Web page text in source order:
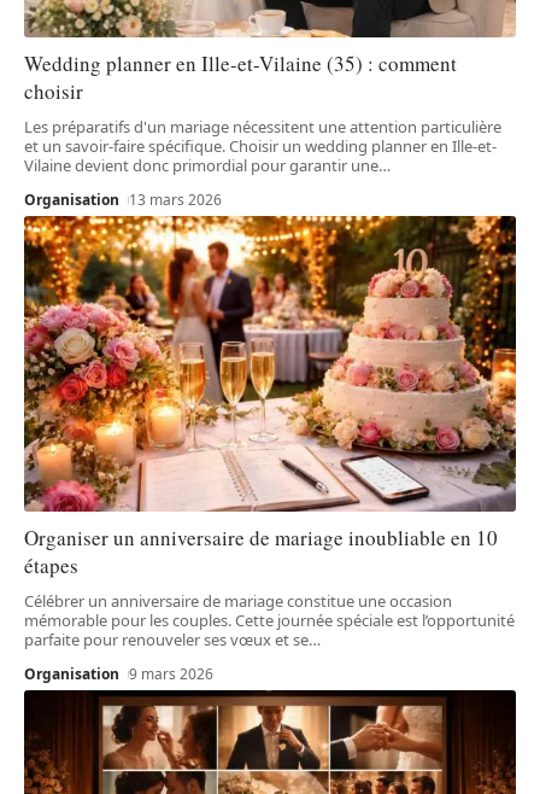
Wedding planner en Ille-et-Vilaine (35) : comment
choisir
Les préparatifs d'un mariage nécessitent une attention particulière
et un savoir-faire spécifique. Choisir un wedding planner en Ille-et-
Vilaine devient donc primordial pour garantir une…
Organisation 13 mars 2026
Organiser un anniversaire de mariage inoubliable en 10
étapes
Célébrer un anniversaire de mariage constitue une occasion
mémorable pour les couples. Cette journée spéciale est l’opportunité
parfaite pour renouveler ses vœux et se…
Organisation 9 mars 2026